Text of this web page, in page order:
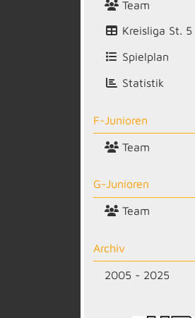
Team
Kreisliga St. 5
Spielplan
Statistik
F-Junioren
Team
G-Junioren
Team
Archiv
2005 - 2025